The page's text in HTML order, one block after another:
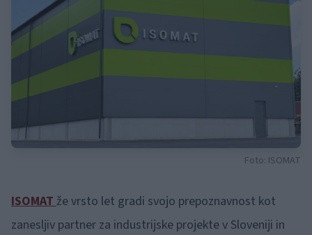
Foto: ISOMAT
ISOMATže vrsto let gradi svojo prepoznavnost kot
zanesljiv partner za industrijske projekte v Sloveniji in